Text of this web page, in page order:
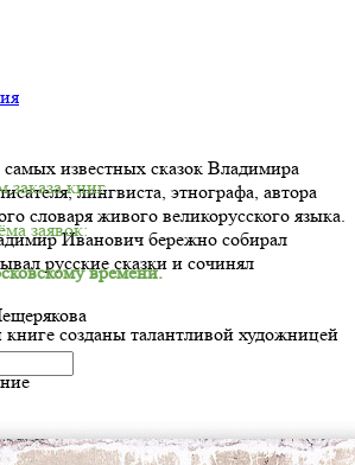
книг.
заявок:
времени.
известных сказок Владимира
лингвиста, этнографа, автора
словаря живого великорусского языка.
Иванович бережно собирал
русские сказки и сочинял
созданы талантливой художницей